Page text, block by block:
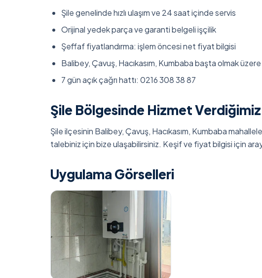
Şile genelinde hızlı ulaşım ve 24 saat içinde servis
Orijinal yedek parça ve garanti belgeli işçilik
Şeffaf fiyatlandırma: işlem öncesi net fiyat bilgisi
Balibey, Çavuş, Hacıkasım, Kumbaba başta olmak
7 gün açık çağrı hattı: 0216 308 38 87
Şile Bölgesinde Hizmet
Şile ilçesinin Balibey, Çavuş, Hacıkasım, Kumbaba
talebiniz için bize ulaşabilirsiniz. Keşif ve fiyat bilgisi için
Uygulama Görselleri